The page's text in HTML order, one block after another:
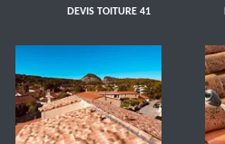
DEVIS TOITURE 41